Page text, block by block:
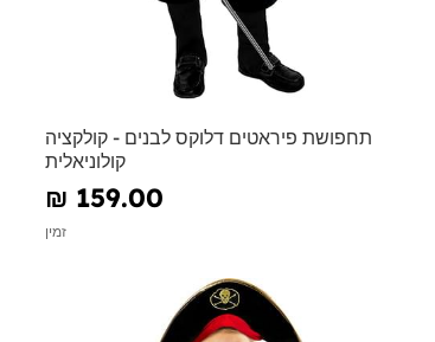
תחפושת פיראטים דלוקס לבנים - קולקציה
קולוניאלית
₪‎ 159.00
זמין